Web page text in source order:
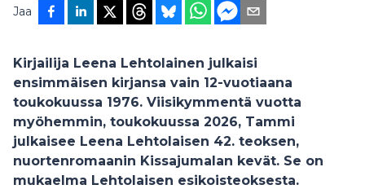
Jaa
Kirjailija Leena Lehtolainen julkaisi
ensimmäisen kirjansa vain 12-vuotiaana
toukokuussa 1976. Viisikymmentä vuotta
myöhemmin, toukokuussa 2026, Tammi
julkaisee Leena Lehtolaisen 42. teoksen,
nuortenromaanin Kissajumalan kevät. Se on
mukaelma Lehtolaisen esikoisteoksesta.